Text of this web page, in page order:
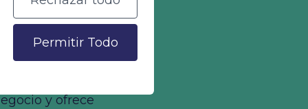
Permitir Todo
y ofrece